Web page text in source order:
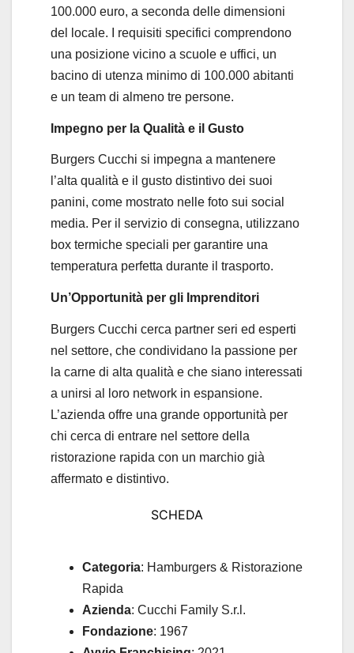
100.000 euro, a seconda delle dimensioni
del locale. I requisiti specifici comprendono
una posizione vicino a scuole e uffici, un
bacino di utenza minimo di 100.000 abitanti
e un team di almeno tre persone.
Impegno per la Qualità e il Gusto
Burgers Cucchi si impegna a mantenere
l’alta qualità e il gusto distintivo dei suoi
panini, come mostrato nelle foto sui social
media. Per il servizio di consegna, utilizzano
box termiche speciali per garantire una
temperatura perfetta durante il trasporto.
Un’Opportunità per gli Imprenditori
Burgers Cucchi cerca partner seri ed esperti
nel settore, che condividano la passione per
la carne di alta qualità e che siano interessati
a unirsi al loro network in espansione.
L’azienda offre una grande opportunità per
chi cerca di entrare nel settore della
ristorazione rapida con un marchio già
affermato e distintivo.
SCHEDA
Categoria: Hamburgers & Ristorazione
Rapida
Azienda: Cucchi Family S.r.l.
Fondazione: 1967